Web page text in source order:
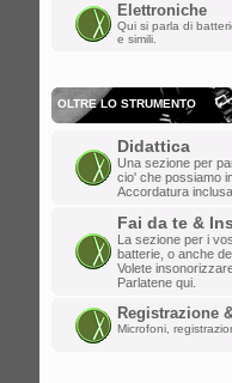
ven mar 21,
ChupaChups
che ha
mar mar 11,
DannyK»
ven feb 07,
Gionz»
mer dic 25,
Mr.Tagliatella
saluto a tutti,
Elettroniche
Qui si parla di
e simili.
OLTRE LO STRUMENTO
Didattica
Una sezione per
cio' che possiamo
Accordatura inclusa.
Fai da te &
La sezione per i
batterie, o anche
Volete
Parlatene qui.
Registrazione
Microfoni,